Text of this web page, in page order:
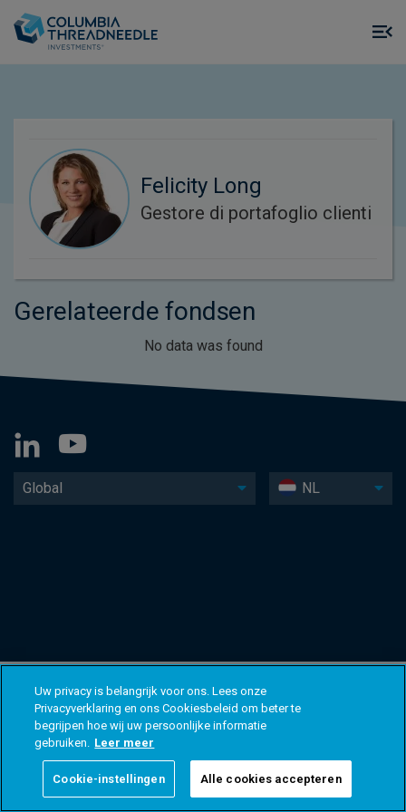
Felicity Long
Gestore di portafoglio clienti
Gerelateerde fondsen
No data was found
Global NL
Uw privacy is belangrijk voor ons. Lees onze
Privacyverklaring en ons Cookiesbeleid om beter te
begrijpen hoe wij uw persoonlijke informatie
gebruiken. Leer meer
Cookie-instellingen Alle cookies accepteren